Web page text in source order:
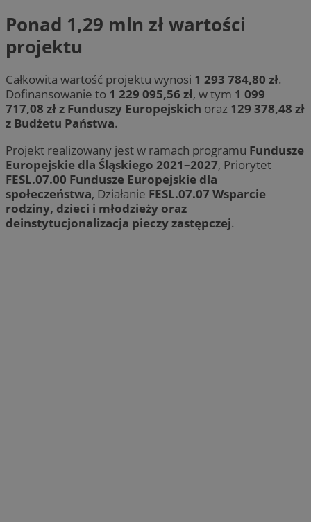
Ponad 1,29 mln zł wartości
projektu
Całkowita wartość projektu wynosi 1 293 784,80 zł.
Dofinansowanie to 1 229 095,56 zł, w tym 1 099
717,08 zł z Funduszy Europejskich oraz 129 378,48 zł
z Budżetu Państwa.
Projekt realizowany jest w ramach programu Fundusze
Europejskie dla Śląskiego 2021–2027, Priorytet
FESL.07.00 Fundusze Europejskie dla
społeczeństwa, Działanie FESL.07.07 Wsparcie
rodziny, dzieci i młodzieży oraz
deinstytucjonalizacja pieczy zastępczej.